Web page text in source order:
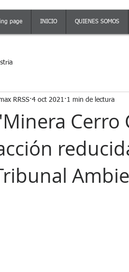
page INICIO QUIENES SOMOS
RRSS 4 oct 2021 1 min de lectura